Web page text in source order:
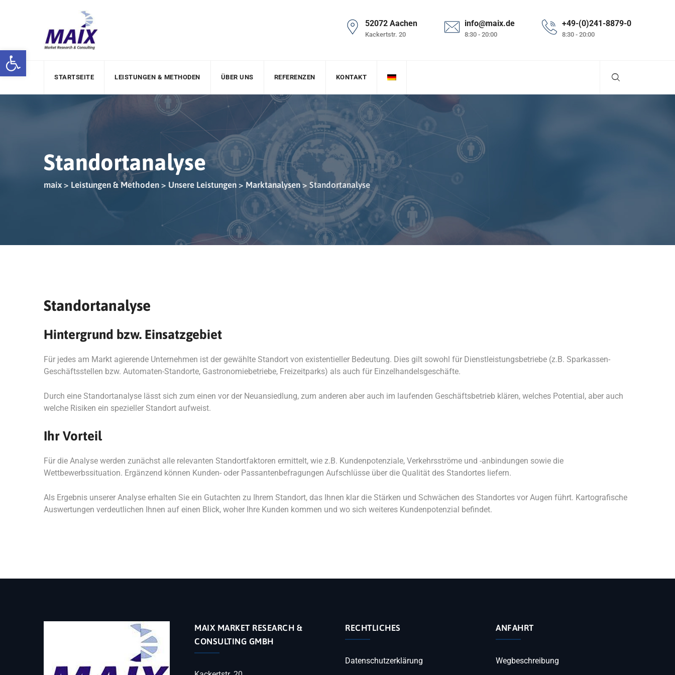
Werkzeugleiste öffnen
52072 Aachen
Kackertstr. 20
info@maix.de
8:30 - 20:00
+49-(0)241-8879-0
8:30 - 20:00
STARTSEITE LEISTUNGEN & METHODEN ÜBER UNS REFERENZEN KONTAKT
Standortanalyse
maix > Leistungen & Methoden > Unsere Leistungen > Marktanalysen> Standortanalyse
Standortanalyse
Hintergrund bzw. Einsatzgebiet
Für jedes am Markt agierende Unternehmen ist der gewählte Standort von existentieller Bedeutung. Dies gilt sowohl für Dienstleistungsbetriebe (z.B. Sparkassen-
Geschäftsstellen bzw. Automaten-Standorte, Gastronomiebetriebe, Freizeitparks) als auch für Einzelhandelsgeschäfte.
Durch eine Standortanalyse lässt sich zum einen vor der Neuansiedlung, zum anderen aber auch im laufenden Geschäftsbetrieb klären, welches Potential, aber auch
welche Risiken ein spezieller Standort aufweist.
Ihr Vorteil
Für die Analyse werden zunächst alle relevanten Standortfaktoren ermittelt, wie z.B. Kundenpotenziale, Verkehrsströme und -anbindungen sowie die
Wettbewerbssituation. Ergänzend können Kunden- oder Passantenbefragungen Aufschlüsse über die Qualität des Standortes liefern.
Als Ergebnis unserer Analyse erhalten Sie ein Gutachten zu Ihrem Standort, das Ihnen klar die Stärken und Schwächen des Standortes vor Augen führt. Kartografische
Auswertungen verdeutlichen Ihnen auf einen Blick, woher Ihre Kunden kommen und wo sich weiteres Kundenpotenzial befindet.
MAIX MARKET RESEARCH &
CONSULTING GMBH
RECHTLICHES
Datenschutzerklärung
ANFAHRT
Wegbeschreibung